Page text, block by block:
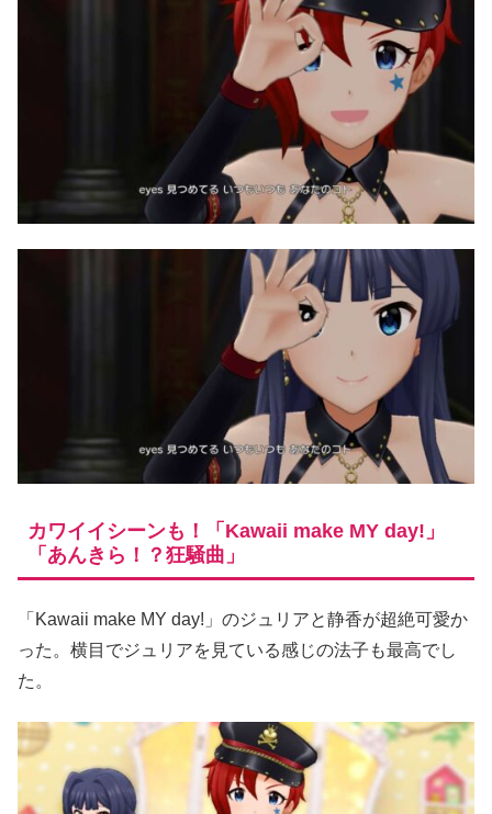
カワイイシーンも！「Kawaii make MY day!」
「あんきら！？狂騒曲」
「Kawaii make MY day!」のジュリアと静香が超絶可愛か
った。横目でジュリアを見ている感じの法子も最高でし
た。